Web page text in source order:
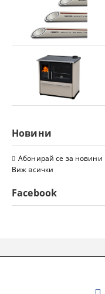
Новини
Абонирай се за новини
Виж всички
Facebook